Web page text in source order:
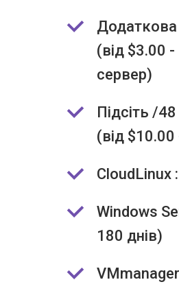
Додаткова
(від $3.00
сервер)
Підсіть /
(від
CloudLinux
Windows
180 днів)